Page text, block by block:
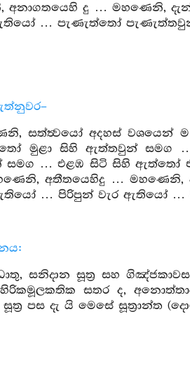
අනාගතයෙහි දු … මහණෙනි,
… පැණැත්තෝ
සත්ත්‍වයෝ අදහස් වශයෙන්
මුළා සිහි ඇත්තවුන් සමග
… එළඹ සිටි සිහි ඇත්තෝ
අතීතයෙහිදු …
… පිරිපුන් වැර ඇතියෝ …
සනිදාන සූත්‍ර සහ
සතර ද,
සූත්‍ර පස දැ යි මෙසේ සූත්‍රාන්ත